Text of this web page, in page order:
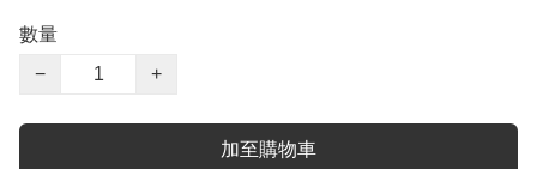
數量
−
+
加至購物車